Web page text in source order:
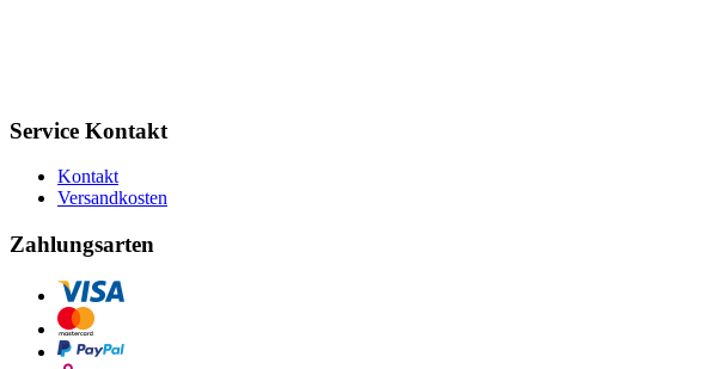
Service Kontakt
Kontakt
Versandkosten
Zahlungsarten